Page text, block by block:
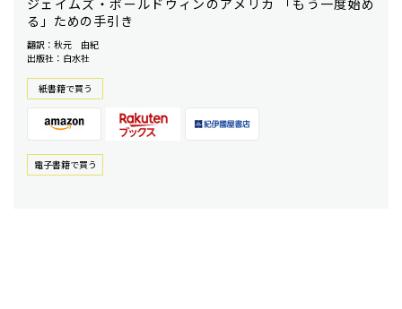
る」ための手引き
翻訳：秋元 由紀
出版社：白水社
紙書籍で買う
電⼦書籍で買う